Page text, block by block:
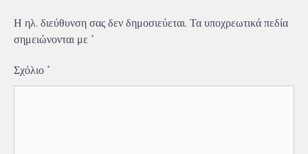
Η ηλ. διεύθυνση σας δεν δημοσιεύεται. Τα υποχρεωτικά πεδία
σημειώνονται με *
Σχόλιο *